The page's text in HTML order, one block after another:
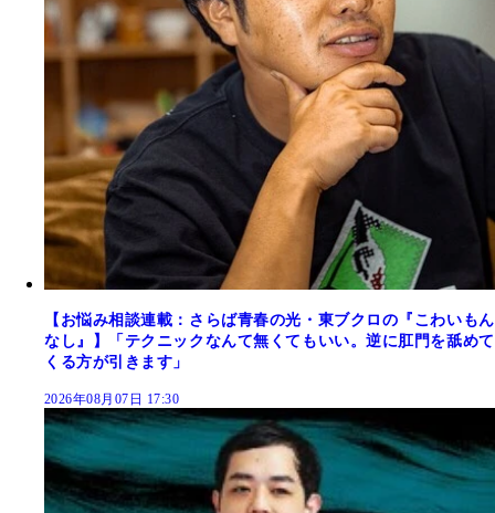
【お悩み相談連載：さらば青春の光・東ブクロの『こわいもん
なし』】「テクニックなんて無くてもいい。逆に肛門を舐めて
くる方が引きます」
2026年08月07日 17:30